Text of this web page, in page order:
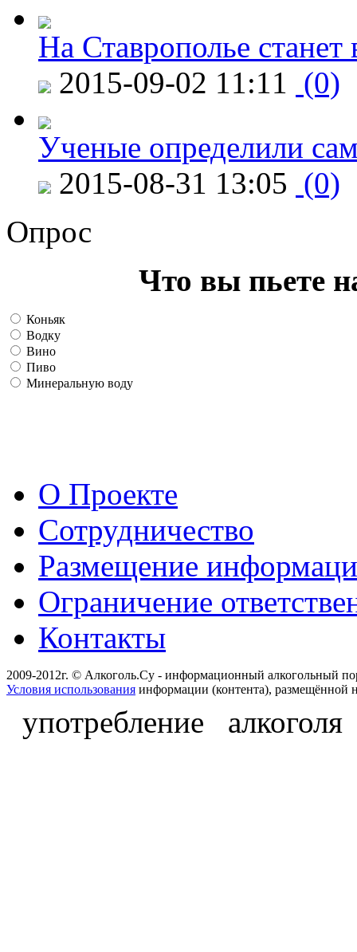
На Ставрополье
2015-09-02 11:11 (0)
Ученые определили
2015-08-31 13:05 (0)
Опрос
Что вы пьете
Коньяк
Водку
Вино
Пиво
Минеральную воду
О Проекте
Сотрудничество
Размещение
Ограничение
Контакты
2009-2012г. © Алкоголь.Су - информационный алкогольный
Условия использования информации (контента), размещённой
употребление